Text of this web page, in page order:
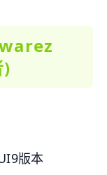
版本